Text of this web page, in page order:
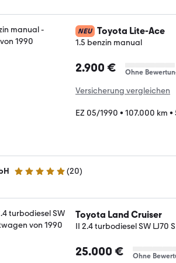
NEU Toyota Lite-Ace
1.5 benzin manual
2.900 € Ohne
Versicherung vergleichen
EZ 05/1990 • 107.000 km •
5 Sterne (20)
Toyota Land Cruiser
II 2.4 turbodiesel SW LJ70 S
25.000 € Ohne